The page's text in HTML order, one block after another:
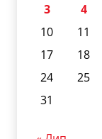
3
4
10
11
17
18
24
25
31